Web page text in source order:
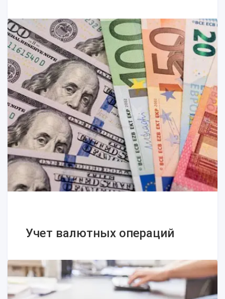
Ведение учета основных
средств
Учет основных средств
Учет валютных операций
Учет валютных операций